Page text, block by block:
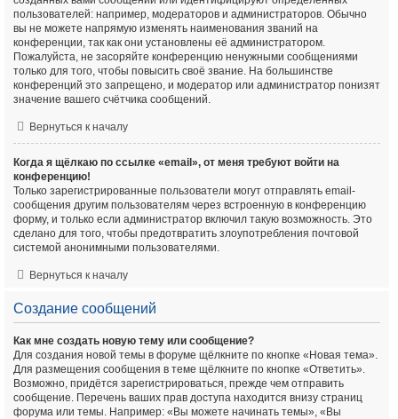
пользователей: например, модераторов и администраторов. Обычно
вы не можете напрямую изменять наименования званий на
конференции, так как они установлены её администратором.
Пожалуйста, не засоряйте конференцию ненужными сообщениями
только для того, чтобы повысить своё звание. На большинстве
конференций это запрещено, и модератор или администратор понизят
значение вашего счётчика сообщений.
Вернуться к началу
Когда я щёлкаю по ссылке «email», от меня требуют войти на
конференцию!
Только зарегистрированные пользователи могут отправлять email-
сообщения другим пользователям через встроенную в конференцию
форму, и только если администратор включил такую возможность. Это
сделано для того, чтобы предотвратить злоупотребления почтовой
системой анонимными пользователями.
Вернуться к началу
Создание сообщений
Как мне создать новую тему или сообщение?
Для создания новой темы в форуме щёлкните по кнопке «Новая тема».
Для размещения сообщения в теме щёлкните по кнопке «Ответить».
Возможно, придётся зарегистрироваться, прежде чем отправить
сообщение. Перечень ваших прав доступа находится внизу страниц
форума или темы. Например: «Вы можете начинать темы», «Вы